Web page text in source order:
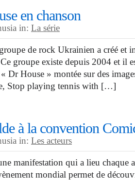
en chanson
in: La série
de rock Ukrainien a créé et
groupe existe depuis 2004 et il
Dr House » montée sur des
Stop playing tennis with […]
à la convention
in: Les acteurs
manifestation qui a lieu chaque
mondial permet de